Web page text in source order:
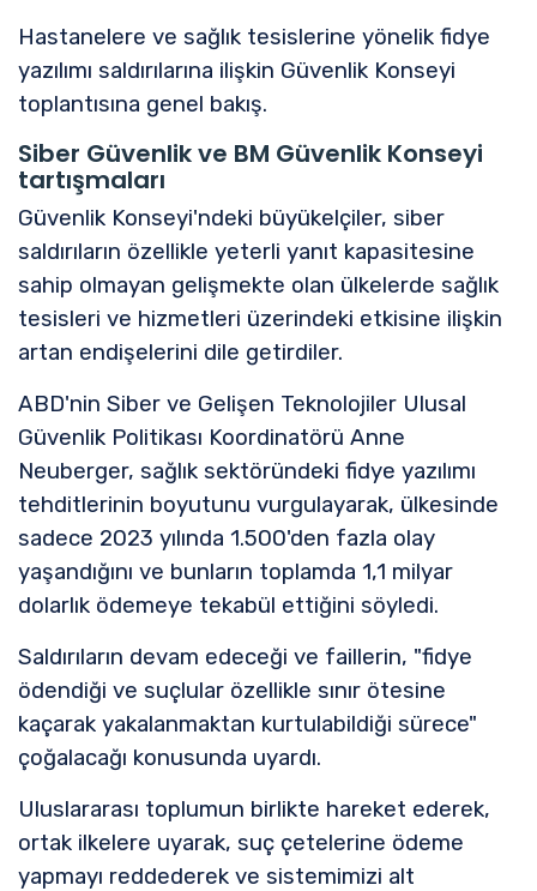
Hastanelere ve sağlık tesislerine yönelik fidye
yazılımı saldırılarına ilişkin Güvenlik Konseyi
toplantısına genel bakış.
Siber Güvenlik ve BM Güvenlik Konseyi
tartışmaları
Güvenlik Konseyi'ndeki büyükelçiler, siber
saldırıların özellikle yeterli yanıt kapasitesine
sahip olmayan gelişmekte olan ülkelerde sağlık
tesisleri ve hizmetleri üzerindeki etkisine ilişkin
artan endişelerini dile getirdiler.
ABD'nin Siber ve Gelişen Teknolojiler Ulusal
Güvenlik Politikası Koordinatörü Anne
Neuberger, sağlık sektöründeki fidye yazılımı
tehditlerinin boyutunu vurgulayarak, ülkesinde
sadece 2023 yılında 1.500'den fazla olay
yaşandığını ve bunların toplamda 1,1 milyar
dolarlık ödemeye tekabül ettiğini söyledi.
Saldırıların devam edeceği ve faillerin, "fidye
ödendiği ve suçlular özellikle sınır ötesine
kaçarak yakalanmaktan kurtulabildiği sürece"
çoğalacağı konusunda uyardı.
Uluslararası toplumun birlikte hareket ederek,
ortak ilkelere uyarak, suç çetelerine ödeme
yapmayı reddederek ve sistemimizi alt